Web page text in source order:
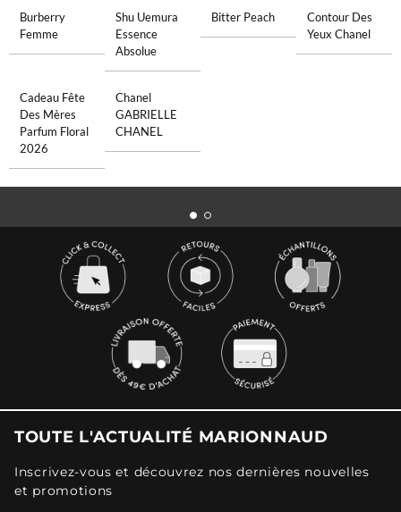
Burberry
Femme
Shu Uemura
Essence
Absolue
Bitter Peach
Contour Des
Yeux Chanel
Cadeau Fête
Des Mères
Parfum Floral
2026
Chanel
GABRIELLE
CHANEL
TOUTE L'ACTUALITÉ MARIONNAUD
Inscrivez-vous et découvrez nos dernières nouvelles
et promotions